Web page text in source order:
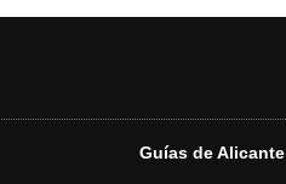
Guías de Alicante